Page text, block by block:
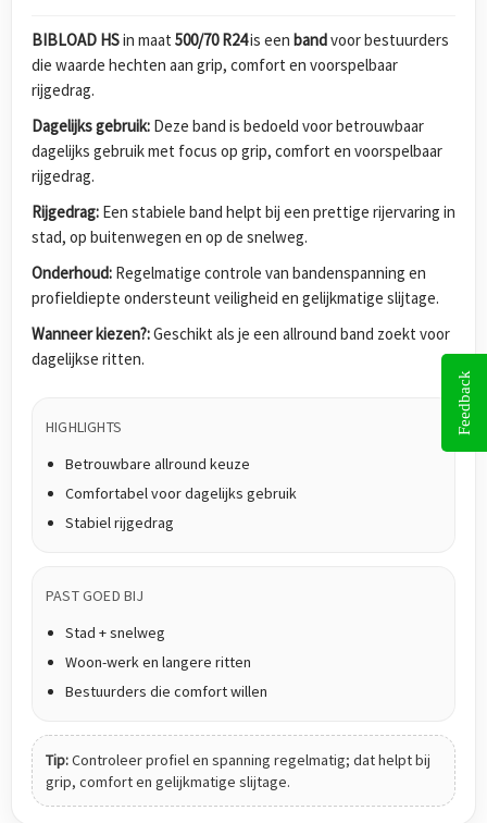
BIBLOAD HSin maat 500/70 R24is een bandvoor bestuurders
die waarde hechten aan grip, comfort en voorspelbaar
rijgedrag.
Dagelijks gebruik: Deze band is bedoeld voor betrouwbaar
dagelijks gebruik met focus op grip, comfort en voorspelbaar
rijgedrag.
Rijgedrag: Een stabiele band helpt bij een prettige rijervaring in
stad, op buitenwegen en op de snelweg.
Onderhoud: Regelmatige controle van bandenspanning en
profieldiepte ondersteunt veiligheid en gelijkmatige slijtage.
Wanneer kiezen?:Geschikt als je een allround band zoekt voor
dagelijkse ritten.
HIGHLIGHTS
Betrouwbare allround keuze
Comfortabel voor dagelijks gebruik
Stabiel rijgedrag
PAST GOED BIJ
Stad + snelweg
Woon-werk en langere ritten
Bestuurders die comfort willen
Tip:Controleer profiel en spanning regelmatig; dat helpt bij
grip, comfort en gelijkmatige slijtage.
Feedback